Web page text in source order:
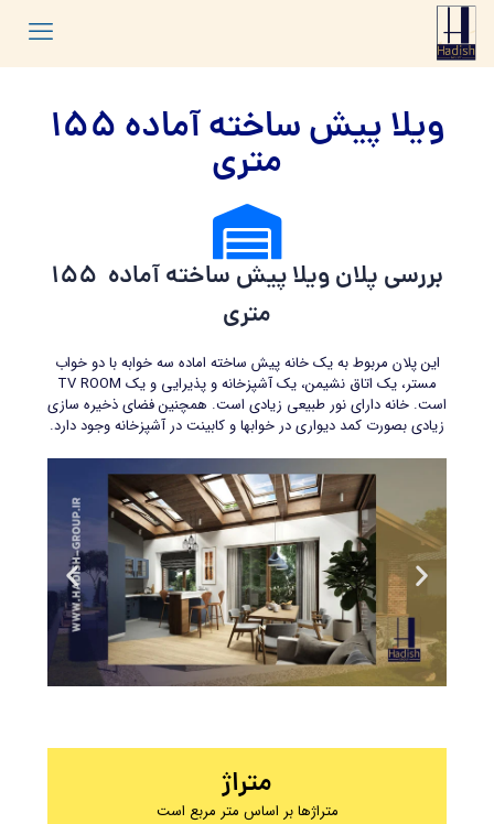
ویلا پیش ساخته آماده 155
متری​
بررسی پلان ویلا پیش ساخته آماده ​ 155
متری
این پلان مربوط به یک خانه پیش ساخته اماده سه خوابه با دو خواب
مستر، یک اتاق نشیمن، یک آشپزخانه و پذیرایی و یک TV ROOM
است. خانه دارای نور طبیعی زیادی است. همچنین فضای ذخیره سازی
زیادی بصورت کمد دیواری در خوابها و کابینت در آشپزخانه وجود دارد.
متراژ
متراژها بر اساس متر مربع است